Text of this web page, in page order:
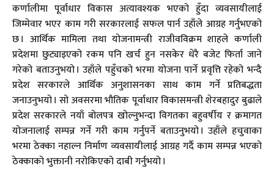
कर्णालीमा पूर्वाधार विकास अत्यावश्यक भएको हुँदा व्यवसायीलाई
जिम्मेवार भएर काम गरी सरकारलाई सफल पार्न उहाँले आग्रह गर्नुभएको
छ । आर्थिक मामिला तथा योजनामन्त्री राजीवविक्रम शाहले कर्णाली
प्रदेशमा छुट्याइएको रकम पनि खर्च हुन नसकेर धेरै बजेट फिर्ता जाने
गरेको बताउनुभयो । उहाँले पहुँचको भरमा योजना पार्ने प्रवृत्ति रहेको भन्दै
प्रदेश सरकारले आर्थिक अनुशासनका साथ काम गर्ने प्रतिबद्धता
जनाउनुभयो । सो अवसरमा भौतिक पूर्वाधार विकासमन्त्री शेरबहादुर बुढाले
प्रदेश सरकारले नयाँ बोलपत्र खोल्नुभन्दा विगतका बहुवर्षीय र क्रमागत
योजनालाई सम्पन्न गर्ने गरी काम गर्नुपर्ने बताउनुभयो । उहाँले हचुवाका
भरमा ठेक्का नहाल्न निर्माण व्यवसायीलाई आग्रह गर्दै काम सम्पन्न भएको
ठेक्काको भुक्तानी नरोकिएको दाबी गर्नुभयो ।